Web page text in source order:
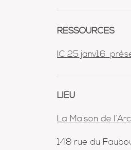
RESSOURCES
IC 25
LIEU
La Maison de
148 rue du